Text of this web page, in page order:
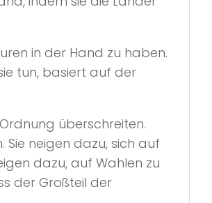
in der Hand zu haben.
tun, basiert auf der
überschreiten.
neigen dazu, sich auf
dazu, auf Wahlen zu
der Großteil der